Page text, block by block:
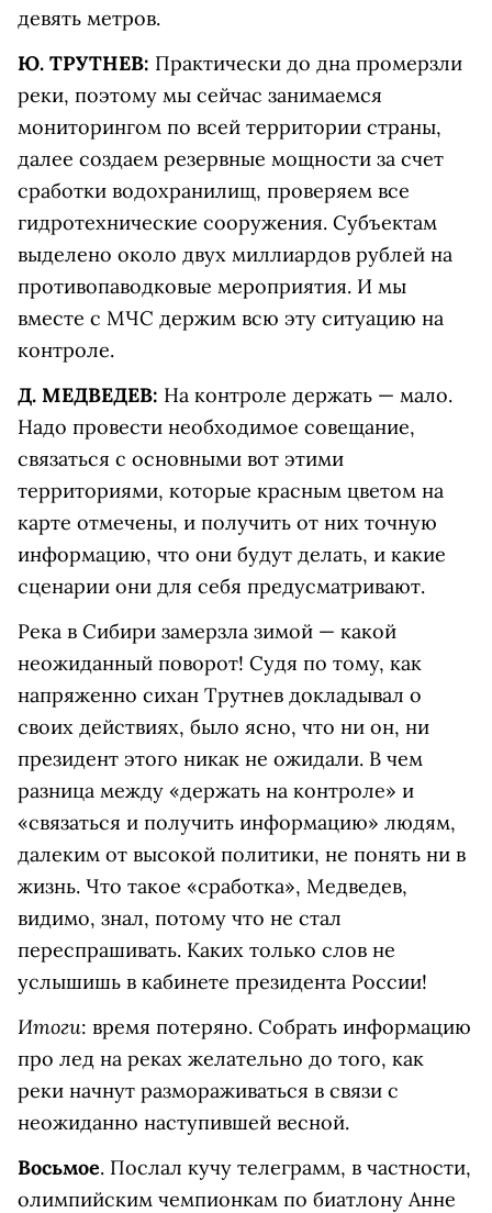
девять метров.
Ю. ТРУТНЕВ: Практически до дна промерзли
реки, поэтому мы сейчас занимаемся
мониторингом по всей территории страны,
далее создаем резервные мощности за счет
сработки водохранилищ, проверяем все
гидротехнические сооружения. Субъектам
выделено около двух миллиардов рублей на
противопаводковые мероприятия. И мы
вместе с МЧС держим всю эту ситуацию на
контроле.
Д. МЕДВЕДЕВ: На контроле держать — мало.
Надо провести необходимое совещание,
связаться с основными вот этими
территориями, которые красным цветом на
карте отмечены, и получить от них точную
информацию, что они будут делать, и какие
сценарии они для себя предусматривают.
Река в Сибири замерзла зимой — какой
неожиданный поворот! Судя по тому, как
напряженно сихан Трутнев докладывал о
своих действиях, было ясно, что ни он, ни
президент этого никак не ожидали. В чем
разница между «держать на контроле» и
«связаться и получить информацию» людям,
далеким от высокой политики, не понять ни в
жизнь. Что такое «сработка», Медведев,
видимо, знал, потому что не стал
переспрашивать. Каких только слов не
услышишь в кабинете президента России!
Итоги: время потеряно. Собрать информацию
про лед на реках желательно до того, как
реки начнут размораживаться в связи с
неожиданно наступившей весной.
Восьмое. Послал кучу телеграмм, в частности,
олимпийским чемпионкам по биатлону Анне